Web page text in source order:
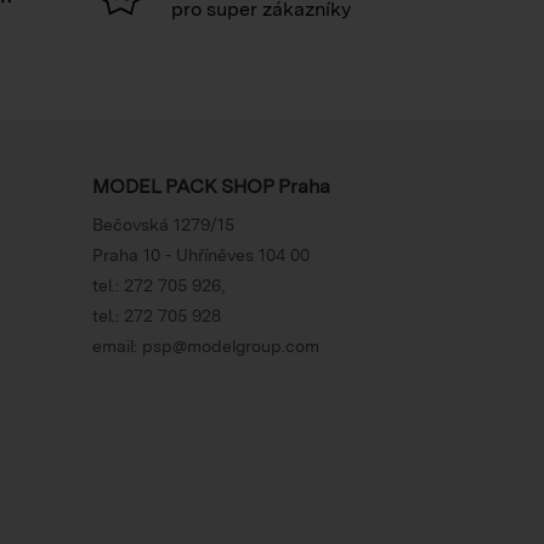
pro super zákazníky
MODEL PACK SHOP Praha
Bečovská 1279/15
Praha 10 - Uhříněves 104 00
tel.: 272 705 926
tel.: 272 705 928
email: psp@modelgroup.com